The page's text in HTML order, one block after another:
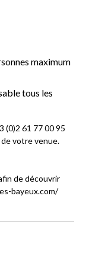
maximum
tous les
(0)2 61 77 00 95
votre venue.
de découvrir
bayeux.com/